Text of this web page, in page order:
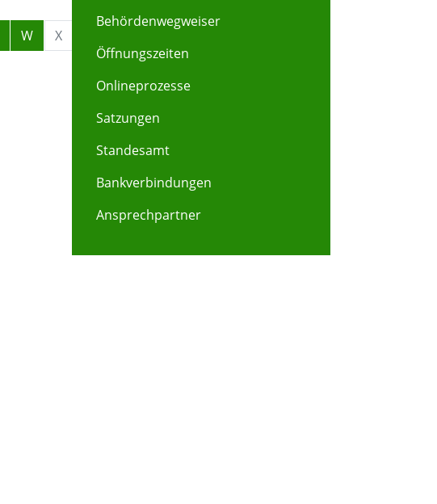
W X
Behördenwegweiser
Öffnungszeiten
Onlineprozesse
Satzungen
Standesamt
Bankverbindungen
Ansprechpartner